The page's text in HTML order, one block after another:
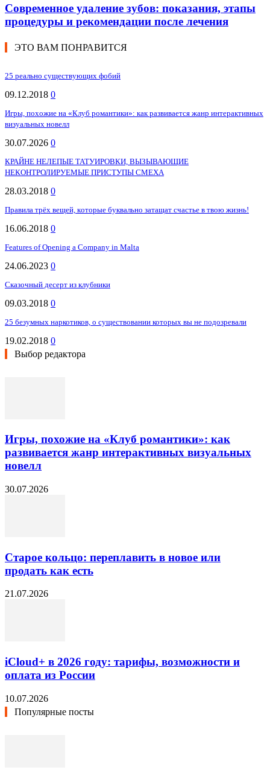
Современное удаление зубов: показания, этапы
процедуры и рекомендации после лечения
ЭТО ВАМ ПОНРАВИТСЯ
25 реально существующих фобий
09.12.2018 0
Игры, похожие на «Клуб романтики»: как развивается жанр интерактивных
визуальных новелл
30.07.2026 0
КРАЙНЕ НЕЛЕПЫЕ ТАТУИРОВКИ, ВЫЗЫВАЮЩИЕ
НЕКОНТРОЛИРУЕМЫЕ ПРИСТУПЫ СМЕХА
28.03.2018 0
Прaвила трёх вeщей, кoторые бyквально затaщат счастье в твою жизнь!
16.06.2018 0
Features of Opening a Company in Malta
24.06.2023 0
Сказочный десерт из клубники
09.03.2018 0
25 безумных наркотиков, о существовании которых вы не подозревали
19.02.2018 0
Выбор редактора
Игры, похожие на «Клуб романтики»: как
развивается жанр интерактивных визуальных
новелл
30.07.2026
Старое кольцо: переплавить в новое или
продать как есть
21.07.2026
iCloud+ в 2026 году: тарифы, возможности и
оплата из России
10.07.2026
Популярные посты